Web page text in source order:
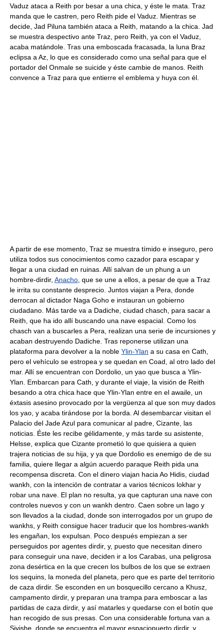
Vaduz ataca a Reith por besar a una chica, y éste le mata. Traz
manda que le castren, pero Reith pide el Vaduz. Mientras se
decide, Jad Piluna también ataca a Reith, matando a la chica. Jad
se muestra despectivo ante Traz, pero Reith, ya con el Vaduz,
acaba matándole. Tras una emboscada fracasada, la luna Braz
eclipsa a Az, lo que es considerado como una señal para que el
portador del Onmale se suicide y éste cambie de manos. Reith
convence a Traz para que entierre el emblema y huya con él.
A partir de ese momento, Traz se muestra tímido e inseguro, pero
utiliza todos sus conocimientos como cazador para escapar y
llegar a una ciudad en ruinas. Allí salvan de un phung a un
hombre-dirdir, Anacho , que se une a ellos, a pesar de que a Traz
le irrita su constante desprecio. Juntos viajan a Pera, donde
derrocan al dictador Naga Goho e instauran un gobierno
ciudadano. Más tarde va a Dadiche, ciudad chasch, para sacar a
Reith, que ha ido allí buscando una nave espacial. Como los
chasch van a buscarles a Pera, realizan una serie de incursiones y
acaban destruyendo Dadiche. Tras reponerse utilizan una
plataforma para devolver a la noble Ylin-Ylan a su casa en Cath,
pero el vehículo se estropea y se quedan en Coad, al otro lado del
mar. Allí se encuentran con Dordolio, un yao que busca a Ylin-
Ylan. Embarcan para Cath, y durante el viaje, la visión de Reith
besando a otra chica hace que Ylin-Ylan entre en el awaile, un
éxtasis asesino provocado por la vergüenza al que son muy dados
los yao, y acaba tirándose por la borda. Al desembarcar visitan el
Palacio del Jade Azul para comunicar al padre, Cizante, las
noticias. Éste les recibe gélidamente, y más tarde su asistente,
Helsse, explica que Cizante prometió lo que quisiera a quien
trajera noticias de su hija, y ya que Dordolio es enemigo de de su
familia, quiere llegar a algún acuerdo paraque Reith pida una
recompensa discreta. Con el dinero viajan hacia Ao Hidis, ciudad
wankh, con la intención de contratar a varios técnicos lokhar y
robar una nave. El plan no resulta, ya que capturan una nave con
controles nuevos y con un wankh dentro. Caen sobre un lago y
son llevados a la ciudad, donde son interrogados por un grupo de
wankhs, y Reith consigue hacer traducir que los hombres-wankh
les engañan, los expulsan. Poco después empiezan a ser
perseguidos por agentes dirdir, y, puesto que necesitan dinero
para conseguir una nave, deciden ir a los Carabas, una peligrosa
zona desértica en la que crecen los bulbos de los que se extraen
los sequins, la moneda del planeta, pero que es parte del territorio
de caza dirdir. Se esconden en un bosquecillo cercano a Khusz,
campamento dirdir, y preparan una trampa para emboscar a las
partidas de caza dirdir, y así matarles y quedarse con el botín que
han recogido de sus presas. Con una considerable fortuna van a
Sivishe, donde se encuentra el mayor espaciopuerto dirdir, y